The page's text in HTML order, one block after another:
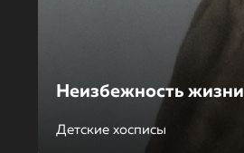
Неизбежность жизни
Детские хосписы